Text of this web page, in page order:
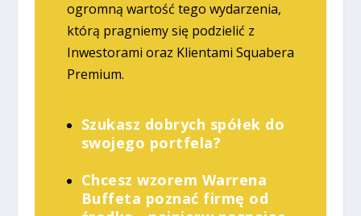
ogromną wartość tego wydarzenia,
którą pragniemy się podzielić z
Inwestorami oraz Klientami Squabera
Premium.
Szukasz dobrych spółek do
swojego portfela?
Chcesz wzorem Warrena
Buffeta poznać firmę od